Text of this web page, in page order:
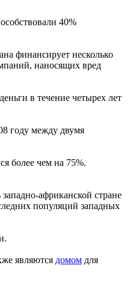
40%
финансирует несколько
наносящих вред
в течение четырех лет
году между двумя
более чем на 75%.
африканской стране
популяций западных
являются домом для